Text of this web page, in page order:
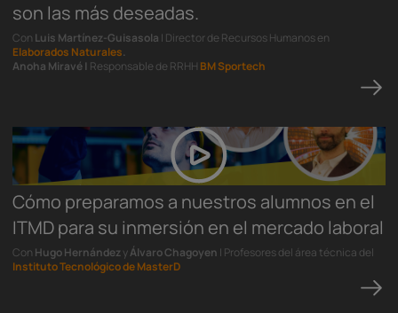
son las más deseadas.
Con Luis Martínez-Guisasola | Director de Recursos Humanos en
Elaborados Naturales.
Anoha Miravé | Responsable de RRHH BM Sportech
Cómo preparamos a nuestros alumnos en el
ITMD para su inmersión en el mercado laboral
Con Hugo HernándezyÁlvaro Chagoyen | Profesores del área técnica del
Instituto Tecnológico de MasterD